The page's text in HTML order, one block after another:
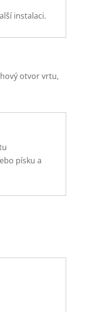
instalaci.
otvor vrtu,
písku a